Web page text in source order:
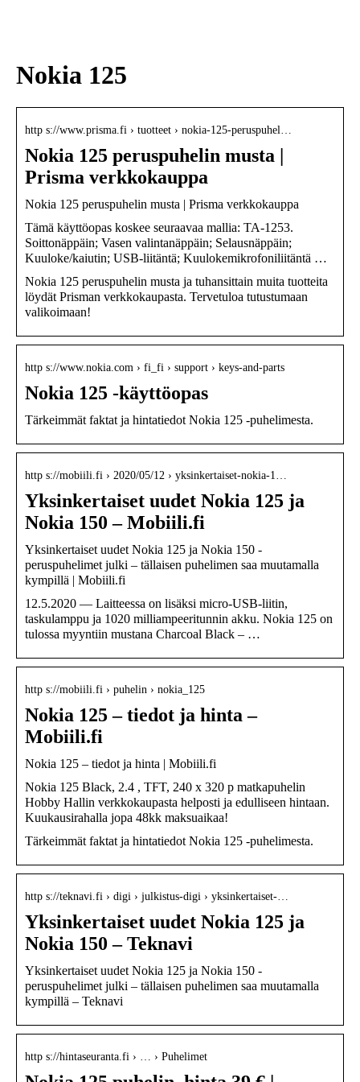
Nokia 125
http s://www.prisma.fi › tuotteet › nokia-125-peruspuhel…
Nokia 125 peruspuhelin musta |
Prisma verkkokauppa
Nokia 125 peruspuhelin musta | Prisma verkkokauppa
Tämä käyttöopas koskee seuraavaa mallia: TA-1253.
Soittonäppäin; Vasen valintanäppäin; Selausnäppäin;
Kuuloke/kaiutin; USB-liitäntä; Kuulokemikrofoniliitäntä …
Nokia 125 peruspuhelin musta ja tuhansittain muita tuotteita
löydät Prisman verkkokaupasta. Tervetuloa tutustumaan
valikoimaan!
http s://www.nokia.com › fi_fi › support › keys-and-parts
Nokia 125 -käyttöopas
Tärkeimmät faktat ja hintatiedot Nokia 125 -puhelimesta.
http s://mobiili.fi › 2020/05/12 › yksinkertaiset-nokia-1…
Yksinkertaiset uudet Nokia 125 ja
Nokia 150 – Mobiili.fi
Yksinkertaiset uudet Nokia 125 ja Nokia 150 -
peruspuhelimet julki – tällaisen puhelimen saa muutamalla
kympillä | Mobiili.fi
12.5.2020 — Laitteessa on lisäksi micro-USB-liitin,
taskulamppu ja 1020 milliampeeritunnin akku. Nokia 125 on
tulossa myyntiin mustana Charcoal Black – …
http s://mobiili.fi › puhelin › nokia_125
Nokia 125 – tiedot ja hinta –
Mobiili.fi
Nokia 125 – tiedot ja hinta | Mobiili.fi
Nokia 125 Black, 2.4 , TFT, 240 x 320 p matkapuhelin
Hobby Hallin verkkokaupasta helposti ja edulliseen hintaan.
Kuukausirahalla jopa 48kk maksuaikaa!
Tärkeimmät faktat ja hintatiedot Nokia 125 -puhelimesta.
http s://teknavi.fi › digi › julkistus-digi › yksinkertaiset-…
Yksinkertaiset uudet Nokia 125 ja
Nokia 150 – Teknavi
Yksinkertaiset uudet Nokia 125 ja Nokia 150 -
peruspuhelimet julki – tällaisen puhelimen saa muutamalla
kympillä – Teknavi
http s://hintaseuranta.fi › … › Puhelimet